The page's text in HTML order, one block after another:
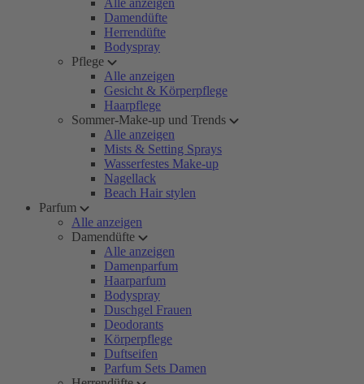
Alle anzeigen
Damendüfte
Herrendüfte
Bodyspray
Pflege
Alle anzeigen
Gesicht & Körperpflege
Haarpflege
Sommer-Make-up und Trends
Alle anzeigen
Mists & Setting Sprays
Wasserfestes Make-up
Nagellack
Beach Hair stylen
Parfum
Alle anzeigen
Damendüfte
Alle anzeigen
Damenparfum
Haarparfum
Bodyspray
Duschgel Frauen
Deodorants
Körperpflege
Duftseifen
Parfum Sets Damen